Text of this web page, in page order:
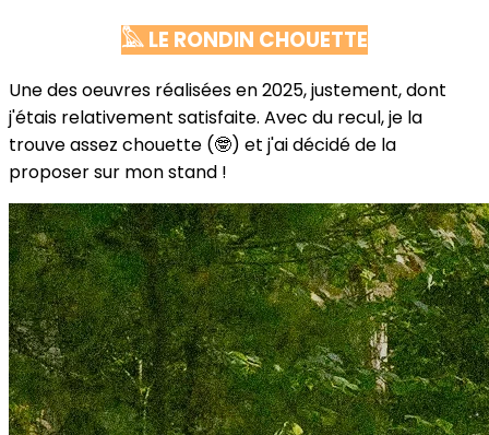
𓅓 LE RONDIN CHOUETTE
Une des oeuvres réalisées en 2025, justement, dont
j'étais relativement satisfaite. Avec du recul, je la
trouve assez chouette (🤓) et j'ai décidé de la
proposer sur mon stand !